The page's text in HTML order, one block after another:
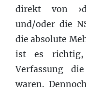
direkt von
und/oder die
die absolute
ist es
Verfassung
waren.